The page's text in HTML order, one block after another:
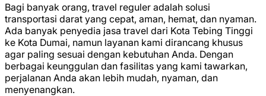
Bagi banyak orang, travel reguler adalah solusi
transportasi darat yang cepat, aman, hemat, dan nyaman.
Ada banyak penyedia jasa travel dari Kota Tebing Tinggi
ke Kota Dumai, namun layanan kami dirancang khusus
agar paling sesuai dengan kebutuhan Anda. Dengan
berbagai keunggulan dan fasilitas yang kami tawarkan,
perjalanan Anda akan lebih mudah, nyaman, dan
menyenangkan.